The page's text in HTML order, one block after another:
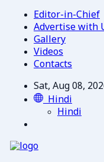
Editor-in-Chief
Advertise with
Gallery
Videos
Contacts
Sat, Aug 08,
Hindi
Hindi